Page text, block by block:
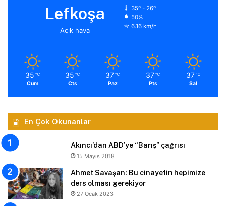
Lefkoşa
Açık hava
35º - 26º
50%
6.16 km/h
35 ℃
Cum
35 ℃
Cts
37 ℃
Paz
37 ℃
Pts
37 ℃
Sal
En Çok Okunanlar
Akıncı’dan ABD’ye “Barış” çağrısı
15 Mayıs 2018
Ahmet Savaşan: Bu cinayetin hepimize
ders olması gerekiyor
27 Ocak 2023